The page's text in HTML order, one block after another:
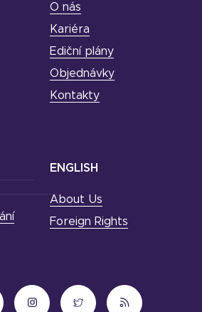
O nás
Kariéra
Ediční plány
Objednávky
Kontakty
ENGLISH
About Us
Foreign Rights